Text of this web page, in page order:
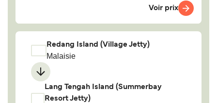
Voir prix
Redang Island (Village Jetty)
Malaisie
Lang Tengah Island (Summerbay
Resort Jetty)